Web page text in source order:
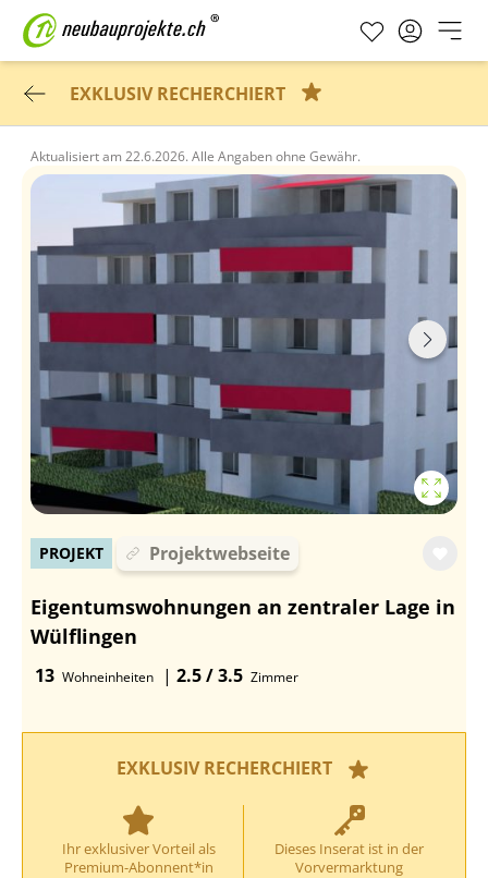
EXKLUSIV RECHERCHIERT
Aktualisiert am 22.6.2026. Alle Angaben ohne Gewähr.
PROJEKT Projektwebseite
Eigentumswohnungen an zentraler Lage in
Wülflingen
13 Wohneinheiten | 2.5 / 3.5 Zimmer
EXKLUSIV RECHERCHIERT
Ihr exklusiver Vorteil als
Premium-Abonnent*in
Dieses Inserat ist in der
Vorvermarktung